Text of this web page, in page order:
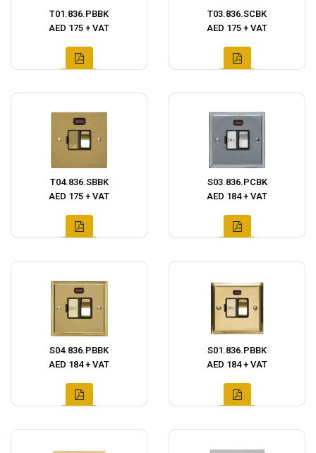
T01.836.PBBK
AED 175 + VAT
T03.836.SCBK
AED 175 + VAT
T04.836.SBBK
AED 175 + VAT
S03.836.PCBK
AED 184 + VAT
S04.836.PBBK
AED 184 + VAT
S01.836.PBBK
AED 184 + VAT